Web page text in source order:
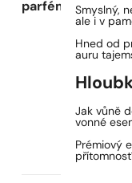
parfému Smyslný,
ale i v
Hned od
auru
Jak vůně
vonné
Prémiový